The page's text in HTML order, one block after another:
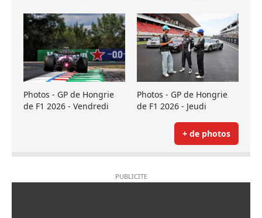
Photos - GP de Hongrie
de F1 2026 - Vendredi
Photos - GP de Hongrie
de F1 2026 - Jeudi
+ de photos